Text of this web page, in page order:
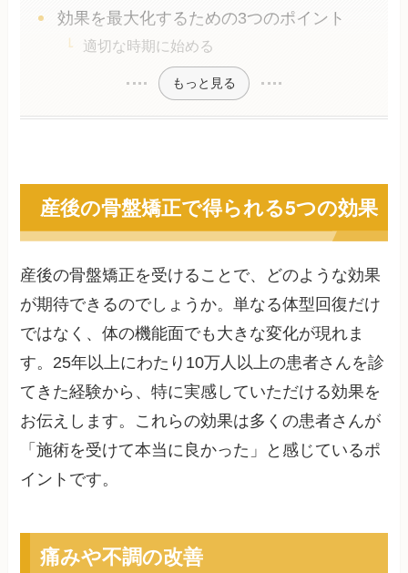
効果を最大化するための3つのポイント
適切な時期に始める
もっと見る
産後の骨盤矯正で得られる5つの効果
産後の骨盤矯正を受けることで、どのような効果
が期待できるのでしょうか。単なる体型回復だけ
ではなく、体の機能面でも大きな変化が現れま
す。25年以上にわたり10万人以上の患者さんを診
てきた経験から、特に実感していただける効果を
お伝えします。これらの効果は多くの患者さんが
「施術を受けて本当に良かった」と感じているポ
イントです。
痛みや不調の改善